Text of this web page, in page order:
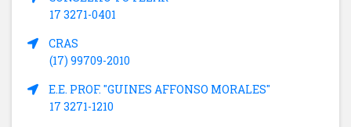
17 3271-0401
CRAS
(17) 99709-2010
E.E. PROF. "GUINES AFFONSO MORALES"
17 3271-1210